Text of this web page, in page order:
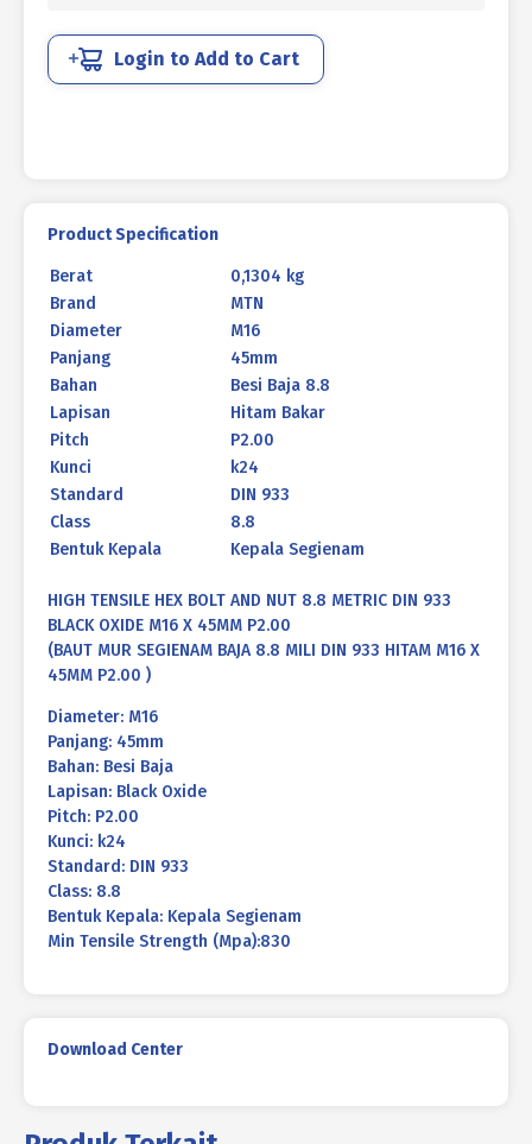
DRAT
DIN
45MM
Login to Add to Cart
Product Specification
Berat
0,1304 kg
Brand
MTN
Diameter
M16
Panjang
45mm
Bahan
Besi Baja 8.8
Lapisan
Hitam Bakar
Pitch
P2.00
Kunci
k24
Standard
DIN 933
Class
8.8
Bentuk Kepala
Kepala Segienam
HIGH TENSILE HEX BOLT AND NUT 8.8 METRIC DIN 933
BLACK OXIDE M16 X 45MM P2.00
(BAUT MUR SEGIENAM BAJA 8.8 MILI DIN 933 HITAM M16 X
45MM P2.00 )
Diameter: M16
Panjang: 45mm
Bahan: Besi Baja
Lapisan: Black Oxide
Pitch: P2.00
Kunci: k24
Standard: DIN 933
Class: 8.8
Bentuk Kepala: Kepala Segienam
Min Tensile Strength (Mpa):830
Download Center